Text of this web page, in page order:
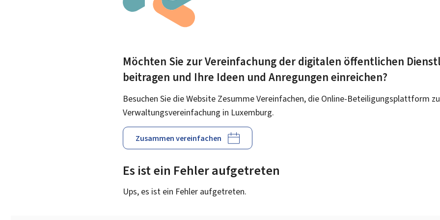
Möchten Sie zur Vereinfachung der digitalen öffentlichen
beitragen und Ihre Ideen und Anregungen einreichen?
Besuchen Sie die Website Zesumme Vereinfachen, die Online-Beteiligungsplattform
Verwaltungsvereinfachung in Luxemburg.
Zusammen vereinfachen
Es ist ein Fehler aufgetreten
Ups, es ist ein Fehler aufgetreten.